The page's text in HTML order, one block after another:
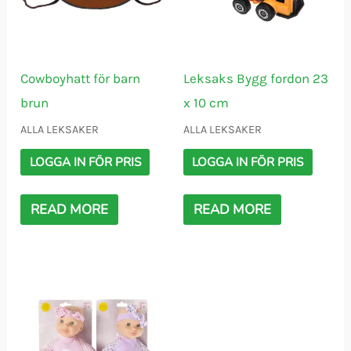
Cowboyhatt för barn
brun
ALLA LEKSAKER
LOGGA IN FÖR PRIS
READ MORE
Leksaks Bygg fordon 23
x 10 cm
ALLA LEKSAKER
LOGGA IN FÖR PRIS
READ MORE